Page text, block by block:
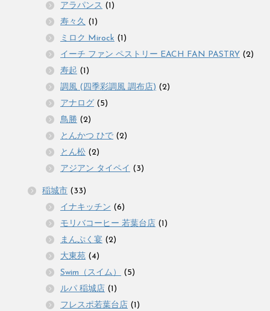
アラパンス (1)
寿々久 (1)
ミロク Mirock (1)
イーチ ファン ペストリー EACH FAN PASTRY (2)
寿起 (1)
調風 (四季彩調風 調布店) (2)
アナログ (5)
鳥勝 (2)
とんかつ ひで (2)
とん松 (2)
アジアン タイペイ (3)
稲城市 (33)
イナキッチン (6)
モリバコーヒー 若葉台店 (1)
まんぷく宴 (2)
大東苑 (4)
Swim（スイム）
(5)
ルパ 稲城店 (1)
フレスポ若葉台店 (1)